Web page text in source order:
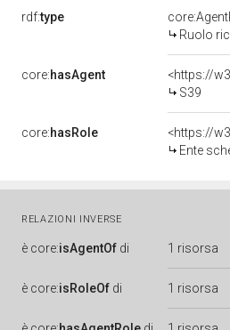
rdf:type
Ruolo
core:hasAgent
<https://
S39
core:hasRole
<https://
Ente
RELAZIONI INVERSE
è core:isAgentOf di 1 risorsa
è core:isRoleOf di 1 risorsa